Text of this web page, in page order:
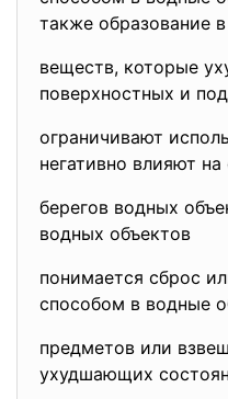
также образование
веществ, которые
поверхностных и
ограничивают
негативно влияют
берегов водных
водных объектов
понимается сброс
способом в водные
предметов или
ухудшающих